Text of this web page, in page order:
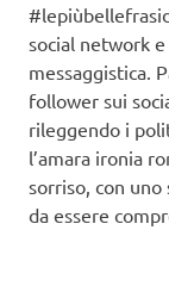
social network
messaggistica.
follower sui
rileggendo i
l’amara ironia
sorriso, con uno
da essere